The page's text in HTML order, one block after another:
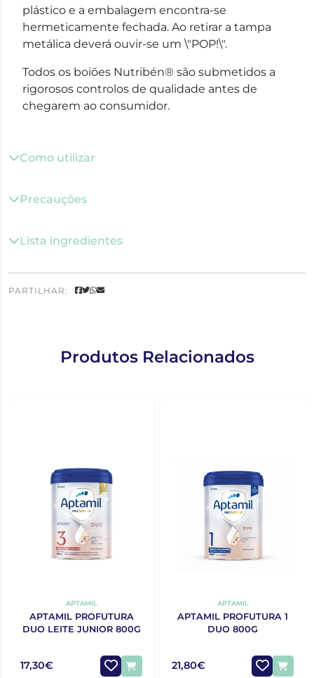
plástico e a embalagem encontra-se
hermeticamente fechada. Ao retirar a tampa
metálica deverá ouvir-se um \"POP!\".
Todos os boiões Nutribén® são submetidos a
rigorosos controlos de qualidade antes de
chegarem ao consumidor.
Como utilizar
Precauções
Lista ingredientes
PARTILHAR:
Produtos Relacionados
APTAMIL
APTAMIL PROFUTURA
DUO LEITE JUNIOR 800G
17,30€
APTAMIL
APTAMIL PROFUTURA 1
DUO 800G
21,80€